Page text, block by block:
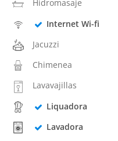
Hidromasaje
Internet Wi-fi
Jacuzzi
Chimenea
Lavavajillas
Liquadora
Lavadora